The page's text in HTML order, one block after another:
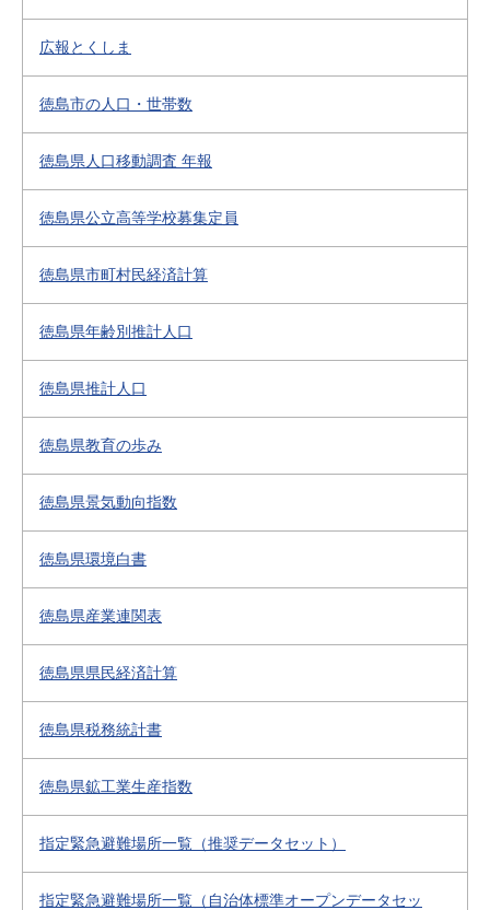
広報とくしま
徳島市の人口・世帯数
徳島県人口移動調査 年報
徳島県公立高等学校募集定員
徳島県市町村民経済計算
徳島県年齢別推計人口
徳島県推計人口
徳島県教育の歩み
徳島県景気動向指数
徳島県環境白書
徳島県産業連関表
徳島県県民経済計算
徳島県税務統計書
徳島県鉱工業生産指数
指定緊急避難場所一覧（推奨データセット）
指定緊急避難場所一覧（自治体標準オープンデータセッ